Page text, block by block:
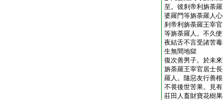
至。彼刹帝利旃荼
婆羅門等旃荼羅人
刹帝利旃荼羅王宰
等旃荼羅人。不久
夜結舌不言受諸苦
生無間地獄
復次善男子。於未
旃荼羅王宰官居士
羅人。隨惡友行善
不畏後世苦果。見
莊田人畜財寶花樹